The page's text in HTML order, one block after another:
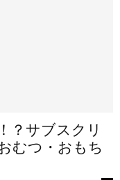
？サブスクリ
むつ・おもち